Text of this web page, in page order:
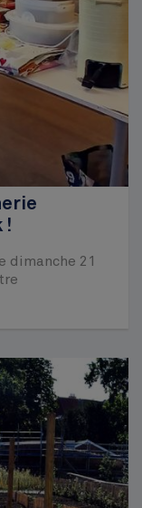
!
dimanche 21